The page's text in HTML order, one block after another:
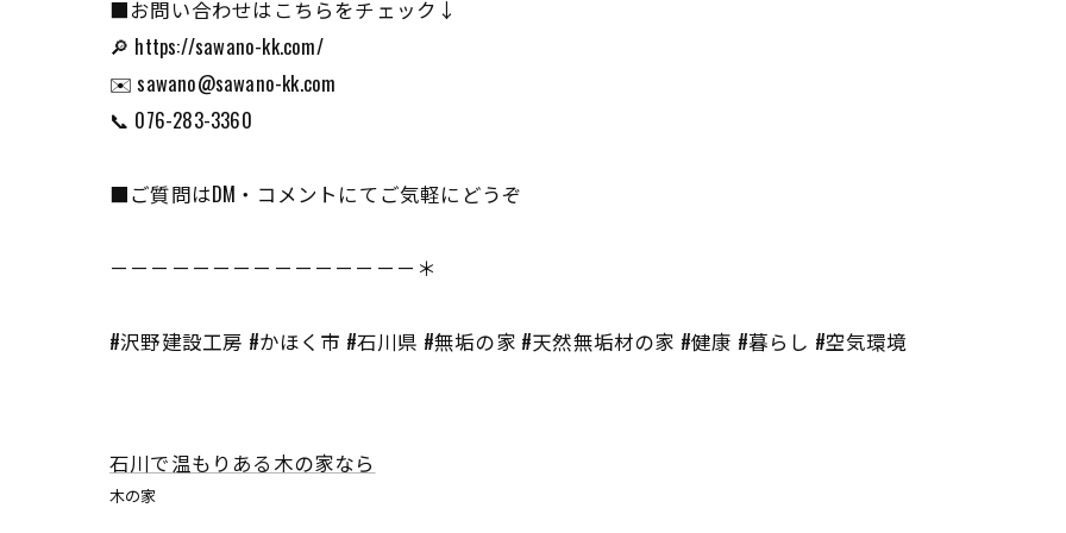
■お問い合わせはこちらをチェック↓
🔎 https://sawano-kk.com/
✉️ sawano@sawano-kk.com
📞 076-283-3360
■ご質問はDM・コメントにてご気軽にどうぞ
－－－－－－－－－－－－－－－＊
#沢野建設工房 #かほく市 #石川県 #無垢の家 #天然無垢材の家 #健康 #暮らし #空気環境
石川で温もりある木の家なら
木の家